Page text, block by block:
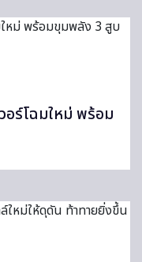
อร์โฉมใหม่ พร้อม